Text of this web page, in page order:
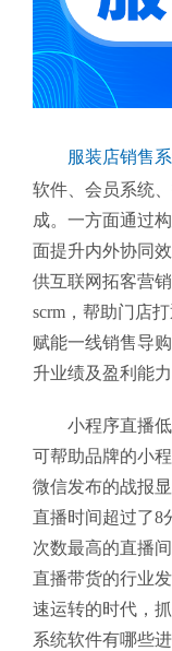
服装店销售
软件、会员系统
成。一方面通过
面提升内外协同
供互联网拓客营
scrm，帮助门店
赋能一线销售导
升业绩及盈利能力
小程序直播
可帮助品牌的小
微信发布的战报
直播时间超过了8
次数最高的直播
直播带货的行业
速运转的时代，
系统软件有哪些